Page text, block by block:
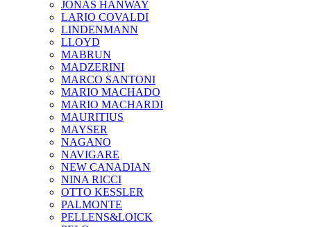
JONAS HANWAY
LARIO COVALDI
LINDENMANN
LLOYD
MABRUN
MADZERINI
MARCO SANTONI
MARIO MACHADO
MARIO MACHARDI
MAURITIUS
MAYSER
NAGANO
NAVIGARE
NEW CANADIAN
NINA RICCI
OTTO KESSLER
PALMONTE
PELLENS&LOICK